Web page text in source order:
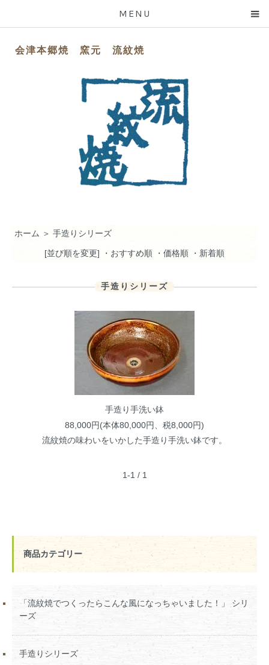
MENU
会津本郷焼 窯元 流紋焼
ホーム ＞手造りシリーズ
[並び順を変更] ・おすすめ順 ・価格順 ・新着順
手造りシリーズ
手造り手洗い鉢
88,000円(本体80,000円、税8,000円)
流紋焼の味わいをいかした手造り手洗い鉢です。
1-1 / 1
商品カテゴリー
「流紋焼でつくったらこんな風になっちゃいました！」 シリ
ーズ
手造りシリーズ